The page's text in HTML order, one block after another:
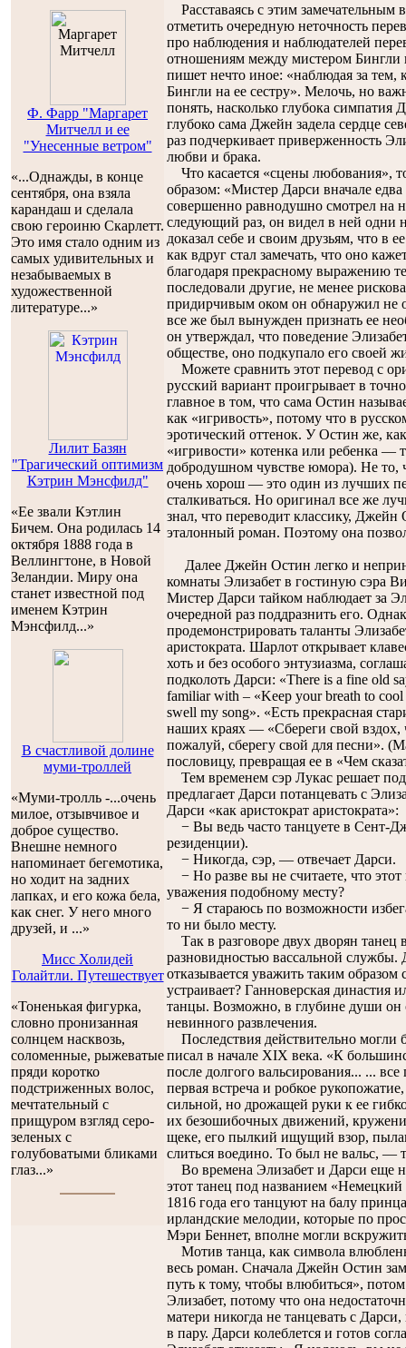
Ф. Фарр "Маргарет
Митчелл и ее
"Унесенные ветром"
«...Однажды, в конце
сентября, она взяла
карандаш и сделала
свою героиню Скарлетт.
Это имя стало одним из
самых удивительных и
незабываемых в
художественной
литературе...»
Лилит Базян
"Трагический оптимизм
Кэтрин Мэнсфилд"
«Ее звали Кэтлин
Бичем. Она родилась 14
октября 1888 года в
Веллингтоне, в Новой
Зеландии. Миру она
станет известной под
именем Кэтрин
Мэнсфилд...»
В счастливой долине
муми-троллей
«Муми-тролль -...oчень
милое, отзывчивое и
доброе существо.
Внешне немного
напоминает бегемотика,
но ходит на задних
лапках, и его кожа бела,
как снег. У него много
друзей, и ...»
Мисс Холидей
Голайтли. Путешествует
«Тоненькая фигурка,
словно пронизанная
солнцем насквозь,
соломенные, рыжеватые
пряди коротко
подстриженных волос,
мечтательный с
прищуром взгляд серо-
зеленых с
голубоватыми бликами
глаз...»
Расставаясь с этим замечательным
отметить очередную неточность
про наблюдения и наблюдателей
отношениям между мистером
пишет нечто иное: «наблюдая за тем,
Бингли на ее сестру». Мелочь, но
понять, насколько глубока симпатия
глубоко сама Джейн задела сердце
раз подчеркивает приверженность
любви и брака.
Что касается «сцены любования»,
образом: «Мистер Дарси вначале
совершенно равнодушно смотрел на
следующий раз, он видел в ней одни
доказал себе и своим друзьям, что в
как вдруг стал замечать, что оно
благодаря прекрасному выражению
последовали другие, не менее
придирчивым оком он обнаружил не
все же был вынужден признать ее
он утверждал, что поведение
обществе, оно подкупало его своей
Можете сравнить этот перевод с
русский вариант проигрывает в
главное в том, что сама Остин
как «игривость», потому что в
эротический оттенок. У Остин же,
«игривости» котенка или ребенка —
добродушном чувстве юмора). Не
очень хорош — это один из лучших
сталкиваться. Но оригинал все же
знал, что переводит классику,
эталонный роман. Поэтому она
Далее Джейн Остин легко и
комнаты Элизабет в гостиную сэра
Мистер Дарси тайком наблюдает за
очередной раз поддразнить его.
продемонстрировать таланты
аристократа. Шарлот открывает
хоть и без особого энтузиазма,
подколоть Дарси: «There is a fine old
familiar with – «Keep your breath to
swell my song». «Есть прекрасная
наших краях — «Сбереги свой
пожалуй, сберегу свой для песни».
пословицу, превращая ее в «Чем
Тем временем сэр Лукас решает
предлагает Дарси потанцевать с
Дарси «как аристократ аристократа»:
− Вы ведь часто танцуете в Сент-
резиденции).
− Никогда, сэр, — отвечает Дарси.
− Но разве вы не считаете, что
уважения подобному месту?
− Я стараюсь по возможности
то ни было месту.
Так в разговоре двух дворян танец
разновидностью вассальной службы.
отказывается уважить таким образом
устраивает? Ганноверская
танцы. Возможно, в глубине души он
невинного развлечения.
Последствия действительно могли
писал в начале XIX века. «К
после долгого вальсирования... ...
первая встреча и робкое
сильной, но дрожащей руки к ее
их безошибочных движений,
щеке, его пылкий ищущий взор,
слиться воедино. То был не вальс, —
Во времена Элизабет и Дарси еще
этот танец под названием
1816 года его танцуют на балу
ирландские мелодии, которые по
Мэри Беннет, вполне могли
Мотив танца, как символа
весь роман. Сначала Джейн Остин
путь к тому, чтобы влюбиться»,
Элизабет, потому что она
матери никогда не танцевать с
в пару. Дарси колеблется и готов